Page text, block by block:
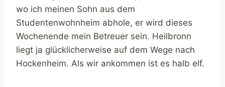
wo ich meinen Sohn aus dem
Studentenwohnheim abhole, er wird dieses
Wochenende mein Betreuer sein. Heilbronn
liegt ja glücklicherweise auf dem Wege nach
Hockenheim. Als wir ankommen ist es halb elf.